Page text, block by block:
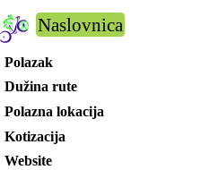
Naslovnica
Polazak
Dužina rute
Polazna lokacija
Kotizacija
Website